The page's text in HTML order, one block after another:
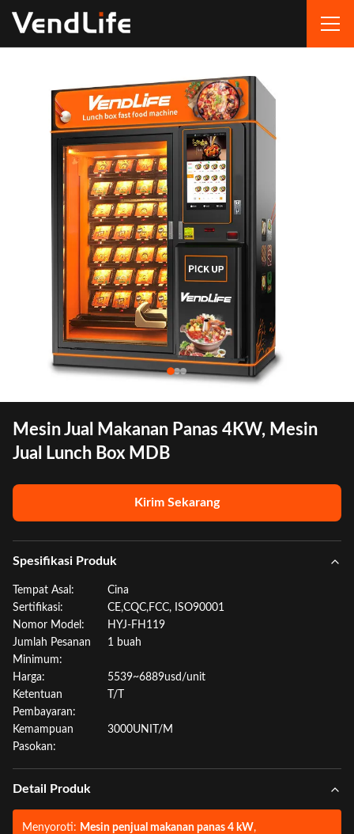
Mesin Jual Makanan Panas 4KW, Mesin
Jual Lunch Box MDB
Kirim Sekarang
Spesifikasi Produk
Tempat Asal:
Cina
Sertifikasi:
CE,CQC,FCC, ISO90001
Nomor Model:
HYJ-FH119
Jumlah Pesanan
Minimum:
1 buah
Harga:
5539~6889usd/unit
Ketentuan
Pembayaran:
T/T
Kemampuan
Pasokan:
3000UNIT/M
Detail Produk
Menyoroti: Mesin penjual makanan panas 4 kW,